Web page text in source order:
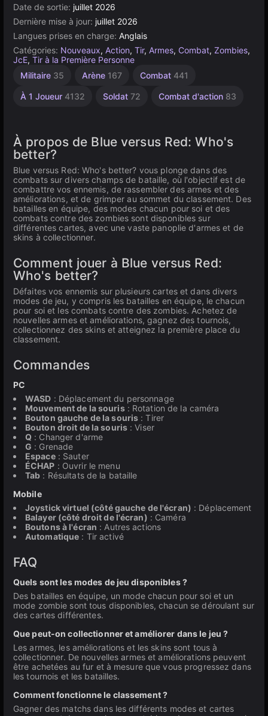
Date de sortie: juillet 2026
Dernière mise à jour: juillet 2026
Langues prises en charge: Anglais
Catégories: Nouveaux, Action, Tir, Armes, Combat, Zombies,
JcE, Tir à la Première Personne
Militaire 35 Arène 167 Combat 441
À 1 Joueur 4132 Soldat 72 Combat d'action 83
À propos de Blue versus Red: Who's
better?
Blue versus Red: Who's better? vous plonge dans des
combats sur divers champs de bataille, où l'objectif est de
combattre vos ennemis, de rassembler des armes et des
améliorations, et de grimper au sommet du classement. Des
batailles en équipe, des modes chacun pour soi et des
combats contre des zombies sont disponibles sur
différentes cartes, avec une vaste panoplie d'armes et de
skins à collectionner.
Comment jouer à Blue versus Red:
Who's better?
Défaites vos ennemis sur plusieurs cartes et dans divers
modes de jeu, y compris les batailles en équipe, le chacun
pour soi et les combats contre des zombies. Achetez de
nouvelles armes et améliorations, gagnez des tournois,
collectionnez des skins et atteignez la première place du
classement.
Commandes
PC
WASD : Déplacement du personnage
Mouvement de la souris: Rotation de la caméra
Bouton gauche de la souris : Tirer
Bouton droit de la souris : Viser
Q : Changer d'arme
G : Grenade
Espace: Sauter
ÉCHAP : Ouvrir le menu
Tab : Résultats de la bataille
Mobile
Joystick virtuel (côté gauche de l'écran) : Déplacement
Balayer (côté droit de l'écran) : Caméra
Boutons à l'écran : Autres actions
Automatique : Tir activé
FAQ
Quels sont les modes de jeu disponibles ?
Des batailles en équipe, un mode chacun pour soi et un
mode zombie sont tous disponibles, chacun se déroulant sur
des cartes différentes.
Que peut-on collectionner et améliorer dans le jeu ?
Les armes, les améliorations et les skins sont tous à
collectionner. De nouvelles armes et améliorations peuvent
être achetées au fur et à mesure que vous progressez dans
les tournois et les batailles.
Comment fonctionne le classement ?
Gagner des matchs dans les différents modes et cartes